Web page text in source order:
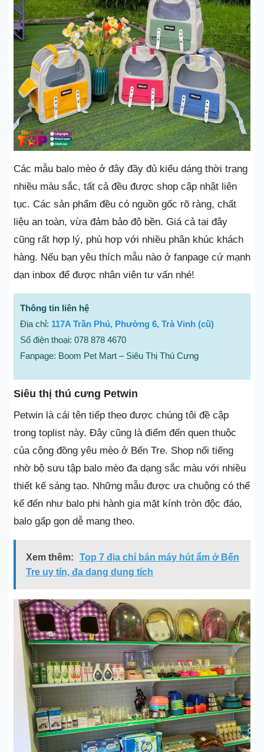
Các mẫu balo mèo ở đây đầy đủ kiểu dáng thời trang
nhiều màu sắc, tất cả đều được shop cập nhật liên
tục. Các sản phẩm đều có nguồn gốc rõ ràng, chất
liệu an toàn, vừa đảm bảo độ bền. Giá cả tại đây
cũng rất hợp lý, phù hợp với nhiều phân khúc khách
hàng. Nếu bạn yêu thích mẫu nào ở fanpage cứ mạnh
dạn inbox để được nhân viên tư vấn nhé!
Thông tin liên hệ
Địa chỉ: 117A Trần Phú, Phường 6, Trà Vinh (cũ)
Số điện thoại: 078 878 4670
Fanpage: Boom Pet Mart – Siêu Thị Thú Cưng
Siêu thị thú cưng Petwin
Petwin là cái tên tiếp theo được chúng tôi đề cập
trong toplist này. Đây cũng là điểm đến quen thuộc
của cộng đồng yêu mèo ở Bến Tre. Shop nổi tiếng
nhờ bộ sưu tập balo mèo đa dạng sắc màu với nhiều
thiết kế sáng tạo. Những mẫu được ưa chuộng có thể
kể đến như balo phi hành gia mặt kính tròn độc đáo,
balo gấp gọn dễ mang theo.
Xem thêm:
Top 7 địa chỉ bán máy hút ẩm ở Bến
Tre uy tín, đa dạng dung tích